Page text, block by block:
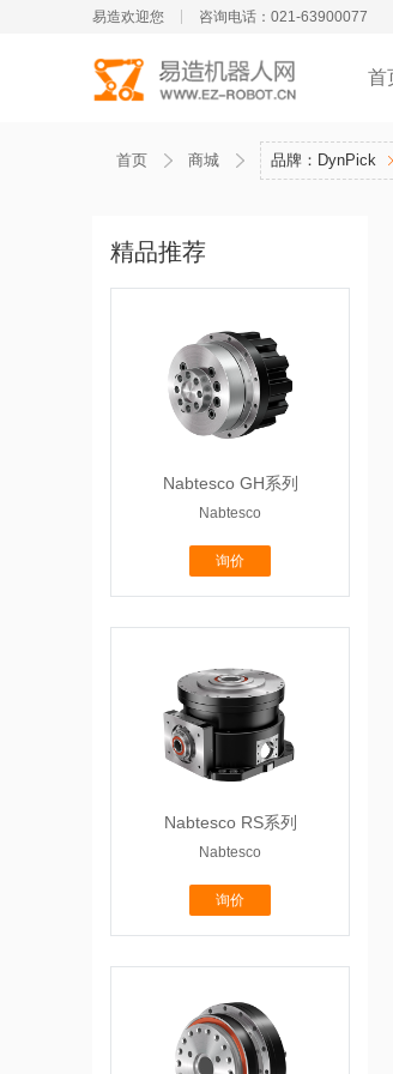
易造欢迎您 咨询电话：021-63900077
首
首页 商城 品牌：DynPick
精品推荐
Nabtesco GH系列
Nabtesco
询价
Nabtesco RS系列
Nabtesco
询价